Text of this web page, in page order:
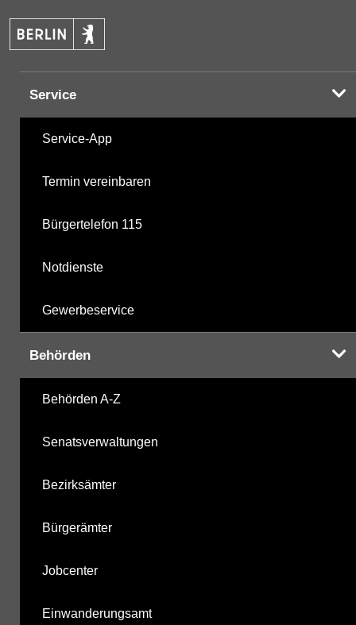
Service
Service-App
Termin vereinbaren
Bürgertelefon 115
Notdienste
Gewerbeservice
Behörden
Behörden A-Z
Senatsverwaltungen
Bezirksämter
Bürgerämter
Jobcenter
Einwanderungsamt